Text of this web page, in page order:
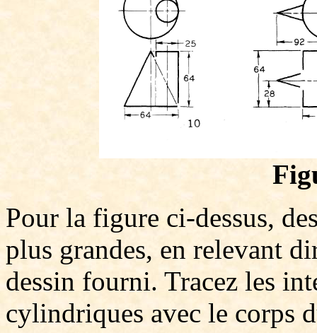
Pour la figure ci-dessus,
plus grandes, en relevant
dessin fourni. Tracez les
cylindriques avec le corps